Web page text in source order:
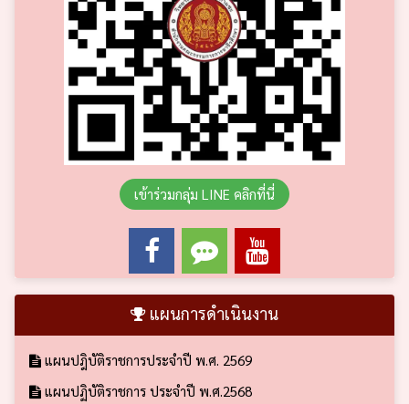
เข้าร่วมกลุ่ม LINE คลิกที่นี่
แผนการดำเนินงาน
แผนปฎิบัติราชการประจำปี พ.ศ. 2569
แผนปฏิบัติราชการ ประจำปี พ.ศ.2568